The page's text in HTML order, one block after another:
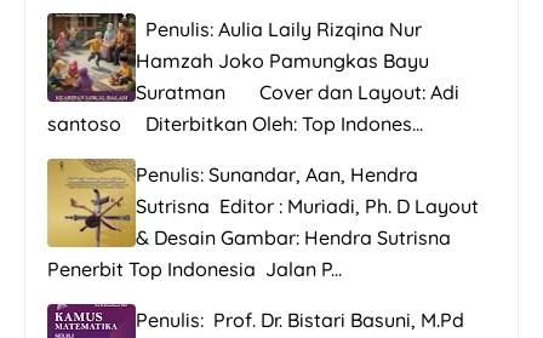
Penulis: Aulia Laily Rizqina Nur
Hamzah Joko Pamungkas Bayu
Suratman Cover dan Layout: Adi
santoso Diterbitkan Oleh: Top Indones...
Penulis: Sunandar, Aan, Hendra
Sutrisna Editor : Muriadi, Ph. D Layout
& Desain Gambar: Hendra Sutrisna
Penerbit Top Indonesia Jalan P...
Penulis: Prof. Dr. Bistari Basuni, M.Pd